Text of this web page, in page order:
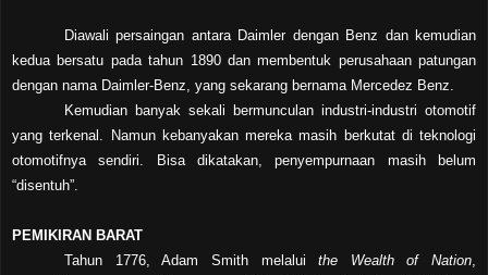
Diawali persaingan antara Daimler dengan Benz dan kemudian
kedua bersatu pada tahun 1890 dan membentuk perusahaan patungan
dengan nama Daimler-Benz, yang sekarang bernama Mercedez Benz.
Kemudian banyak sekali bermunculan industri-industri otomotif
yang terkenal. Namun kebanyakan mereka masih berkutat di teknologi
otomotifnya sendiri. Bisa dikatakan, penyempurnaan masih belum
“disentuh”.
PEMIKIRAN BARAT
Tahun 1776, Adam Smith melaluithe Wealth of Nation